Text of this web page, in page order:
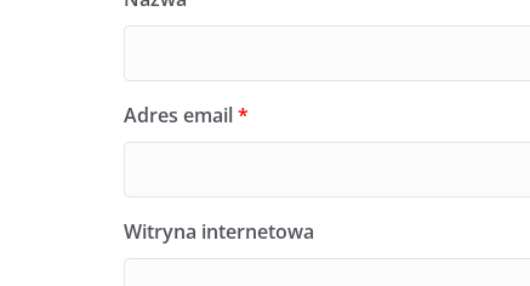
Adres email*
Witryna internetowa